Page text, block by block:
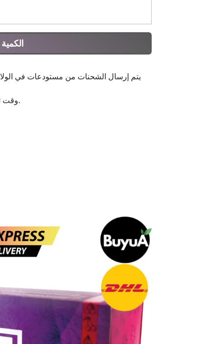
1 الكمية 49.00€
وقت تحضير الشحنة هو نفس اليوم للطلبات المستلمة قبل الساعة 14:30.